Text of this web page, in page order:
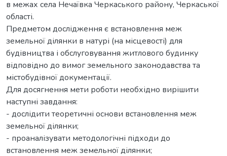
в межах села Нечаївка Черкаського району, Черкаської
області.
Предметом дослідження є встановлення меж
земельної ділянки в натурі (на місцевості) для
будівництва і обслуговування житлового будинку
відповідно до вимог земельного законодавства та
містобудівної документації.
Для досягнення мети роботи необхідно вирішити
наступні завдання:
- дослідити теоретичні основи встановлення меж
земельної ділянки;
- проаналізувати методологічні підходи до
встановлення меж земельної ділянки;